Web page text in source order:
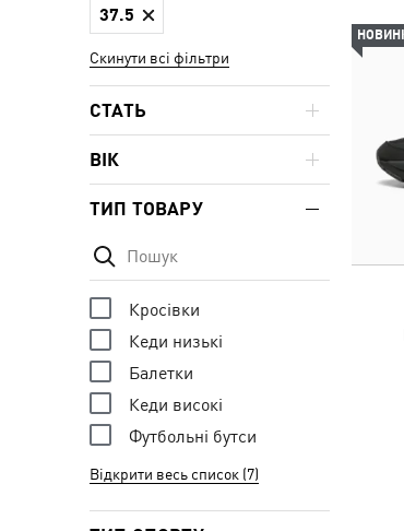
37.5
Скинути всі фільтри
СТАТЬ
ВІК
ТИП ТОВАРУ
Кросівки
Кеди низькі
Балетки
Кеди високі
Футбольні бутси
Відкрити весь список (7)